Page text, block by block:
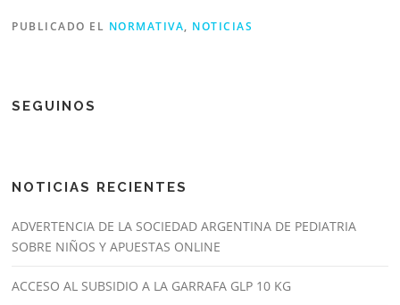
PUBLICADO EL NORMATIVA, NOTICIAS
SEGUINOS
NOTICIAS RECIENTES
ADVERTENCIA DE LA SOCIEDAD ARGENTINA DE PEDIATRIA
SOBRE NIÑOS Y APUESTAS ONLINE
ACCESO AL SUBSIDIO A LA GARRAFA GLP 10 KG